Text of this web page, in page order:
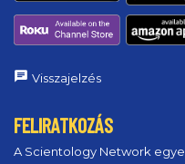
Visszajelzés
FELIRATKOZÁS
A Scientology Network